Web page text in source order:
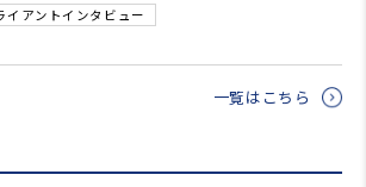
イアントインタビュー
一覧はこちら